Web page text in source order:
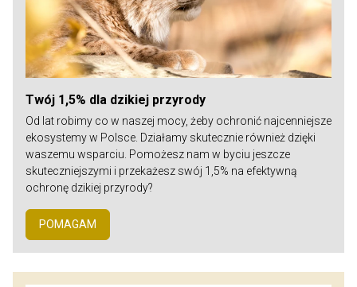
Twój 1,5% dla dzikiej przyrody
Od lat robimy co w naszej mocy, żeby ochronić najcenniejsze
ekosystemy w Polsce. Działamy skutecznie również dzięki
waszemu wsparciu. Pomożesz nam w byciu jeszcze
skuteczniejszymi i przekażesz swój 1,5% na efektywną
ochronę dzikiej przyrody?
POMAGAM